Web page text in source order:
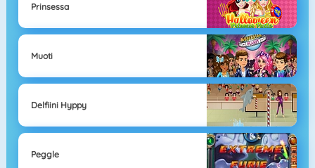
Prinsessa
Muoti
Delfiini Hyppy
Peggle